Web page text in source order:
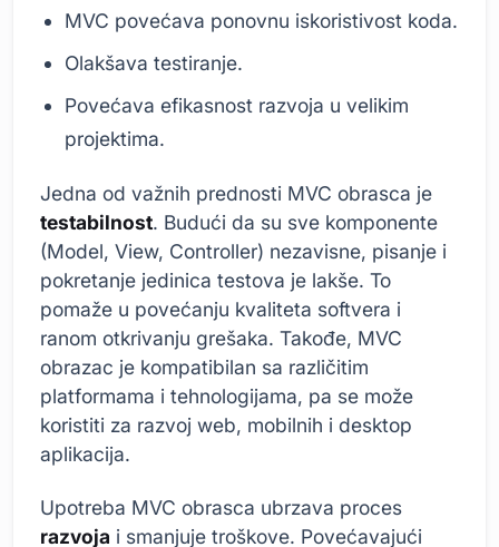
MVC povećava ponovnu iskoristivost koda.
Olakšava testiranje.
Povećava efikasnost razvoja u velikim
projektima.
Jedna od važnih prednosti MVC obrasca je
testabilnost. Budući da su sve komponente
(Model, View, Controller) nezavisne, pisanje i
pokretanje jedinica testova je lakše. To
pomaže u povećanju kvaliteta softvera i
ranom otkrivanju grešaka. Takođe, MVC
obrazac je kompatibilan sa različitim
platformama i tehnologijama, pa se može
koristiti za razvoj web, mobilnih i desktop
aplikacija.
Upotreba MVC obrasca ubrzava proces
razvoja i smanjuje troškove. Povećavajući